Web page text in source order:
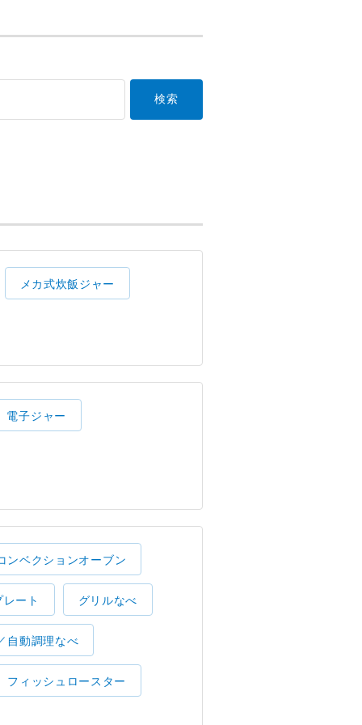
メカ式炊飯ジャー
電子ジャー
ンベクションオーブン
ート グリルなべ
自動調理なべ
フィッシュロースター